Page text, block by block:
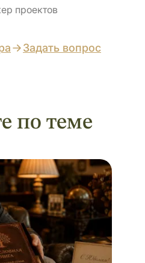
проектов
Задать вопрос
по теме